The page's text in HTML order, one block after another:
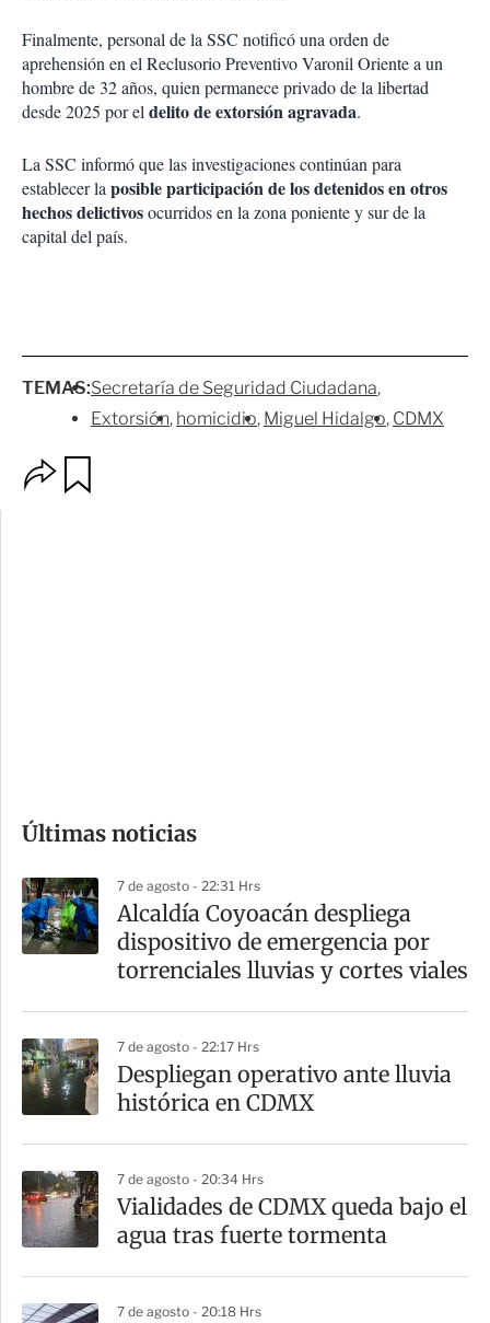
Finalmente, personal de la SSC notificó una orden de
aprehensión en el Reclusorio Preventivo Varonil Oriente a un
hombre de 32 años, quien permanece privado de la libertad
desde 2025 por eldelito de extorsión agravada.
La SSC informó que las investigaciones continúan para
establecer laposible participación de los detenidos en otros
hechos delictivosocurridos en la zona poniente y sur de la
capital del país.
TEMAS:Secretaría de Seguridad Ciudadana
Extorsión homicidio Miguel Hidalgo CDMX
m
a
r
t
Últimas noticias
7 de agosto - 22:31 Hrs
Alcaldía Coyoacán despliega
dispositivo de emergencia por
torrenciales lluvias y cortes viales
7 de agosto - 22:17 Hrs
Despliegan operativo ante lluvia
histórica en CDMX
7 de agosto - 20:34 Hrs
Vialidades de CDMX queda bajo el
agua tras fuerte tormenta
7 de agosto - 20:18 Hrs